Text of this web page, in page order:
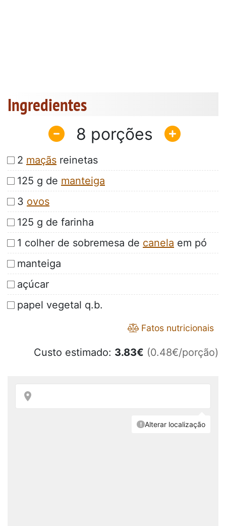
Ingredientes
8
2 maçãs reinetas
125 g de manteiga
3 ovos
125 g de farinha
1 colher de sobremesa de canela em pó
manteiga
açúcar
papel vegetal q.b.
Fatos nutricionais
Custo estimado: 3.83€ (0.48€/porção)